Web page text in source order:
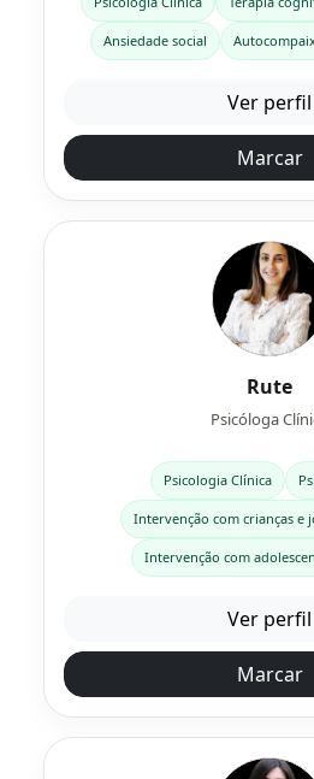
Ansiedade social
Ver perfil
Marcar
Rute
Psicóloga
Psicologia Clínica
Intervenção com crianças e
Intervenção com
Ver perfil
Marcar